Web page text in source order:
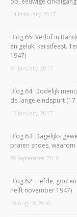
14 February, 2017
Blog 65: Verlof in
en geluk, kerstfeest.
1947)
31 January, 2017
Blog 64: Dodelijk
de lange eindspurt
17 January, 2017
Blog 63: Dagelijks
praten snoes,
26 September, 2016
Blog 62: Liefde, god
helft november 1947)
10 August, 2016